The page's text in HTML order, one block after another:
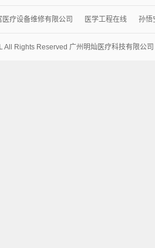
医疗设备维修有限公司 医学工程在线 孙悟
All Rights Reserved 广州明灿医疗科技有限公司